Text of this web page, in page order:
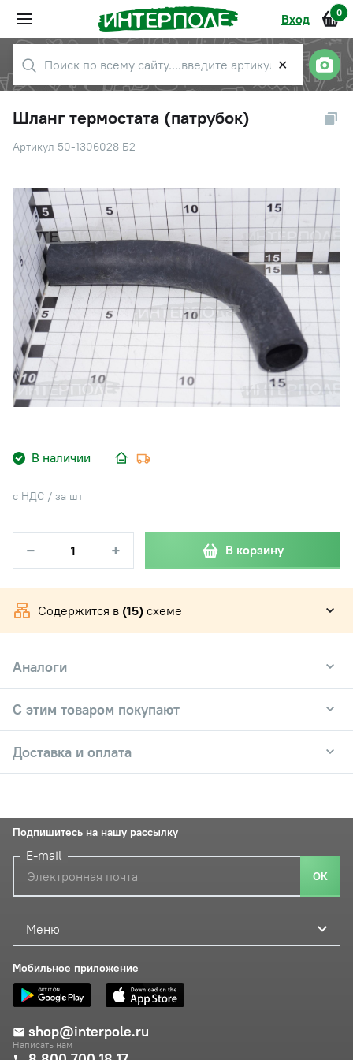
Вход 0
✕
Шланг термостата (патрубок)
Артикул 50-1306028 Б2
В наличии
с НДС / за шт
− + В корзину
Содержится в (15) схеме
Аналоги
С этим товаром покупают
Доставка и оплата
Меню
Мобильное приложение
shop@interpole.ru
Написать нам
Подпишитесь на нашу рассылку
E-mail
ОК